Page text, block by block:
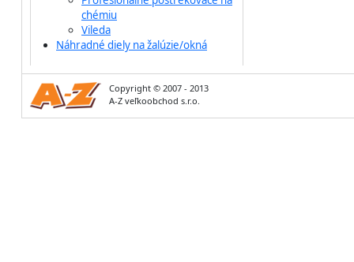
chémiu
Vileda
Náhradné diely na žalúzie/okná
Copyright © 2007 - 2013
A-Z veľkoobchod s.r.o.